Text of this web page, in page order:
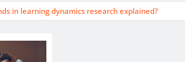
in learning dynamics research explained?